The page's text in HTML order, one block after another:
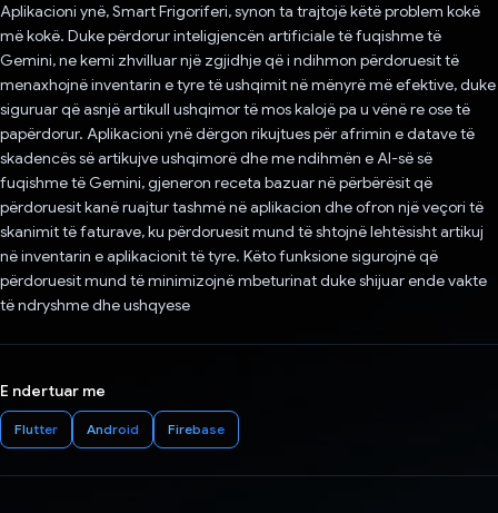
Aplikacioni ynë, Smart Frigoriferi, synon ta trajtojë këtë problem kokë
më kokë. Duke përdorur inteligjencën artificiale të fuqishme të
Gemini, ne kemi zhvilluar një zgjidhje që i ndihmon përdoruesit të
menaxhojnë inventarin e tyre të ushqimit në mënyrë më efektive, duke
siguruar që asnjë artikull ushqimor të mos kalojë pa u vënë re ose të
papërdorur. Aplikacioni ynë dërgon rikujtues për afrimin e datave të
skadencës së artikujve ushqimorë dhe me ndihmën e AI-së së
fuqishme të Gemini, gjeneron receta bazuar në përbërësit që
përdoruesit kanë ruajtur tashmë në aplikacion dhe ofron një veçori të
skanimit të faturave, ku përdoruesit mund të shtojnë lehtësisht artikuj
në inventarin e aplikacionit të tyre. Këto funksione sigurojnë që
përdoruesit mund të minimizojnë mbeturinat duke shijuar ende vakte
të ndryshme dhe ushqyese
E ndertuar me
Flutter Android Firebase